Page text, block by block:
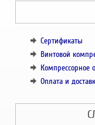
Сертификаты
Винтовой
Компрессорное
Оплата и